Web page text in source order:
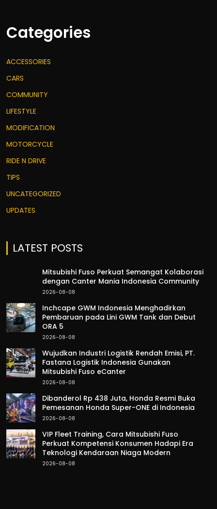
Categories
ACCESSORIES
CARS
COMMUNITY
LIFESTYLE
MODIFICATION
MOTORCYCLE
RIDE N DRIVE
TIPS
UNCATEGORIZED
UPDATES
LATEST POSTS
Mitsubishi Fuso Perkuat Semangat Kolaborasi
dengan Canter Mania Indonesia Community
2026-08-08
Inchcape GWM Indonesia Menghadirkan
Pembaruan pada Lini GWM Tank dan Debut
ORA 5
2026-08-08
Wujudkan Industri Logistik Rendah Emisi, PT.
Fastana Logistik Indonesia Gunakan
Mitsubishi Fuso eCanter
2026-08-08
Dibanderol Rp 438 Juta, Honda Resmi Buka
Pemesanan Honda Super-ONE di Indonesia
2026-08-08
VIP Fleet Training, Cara Mitsubishi Fuso
Perkuat Kompetensi Konsumen Hadapi Era
Teknologi Kendaraan Niaga Modern
2026-08-08